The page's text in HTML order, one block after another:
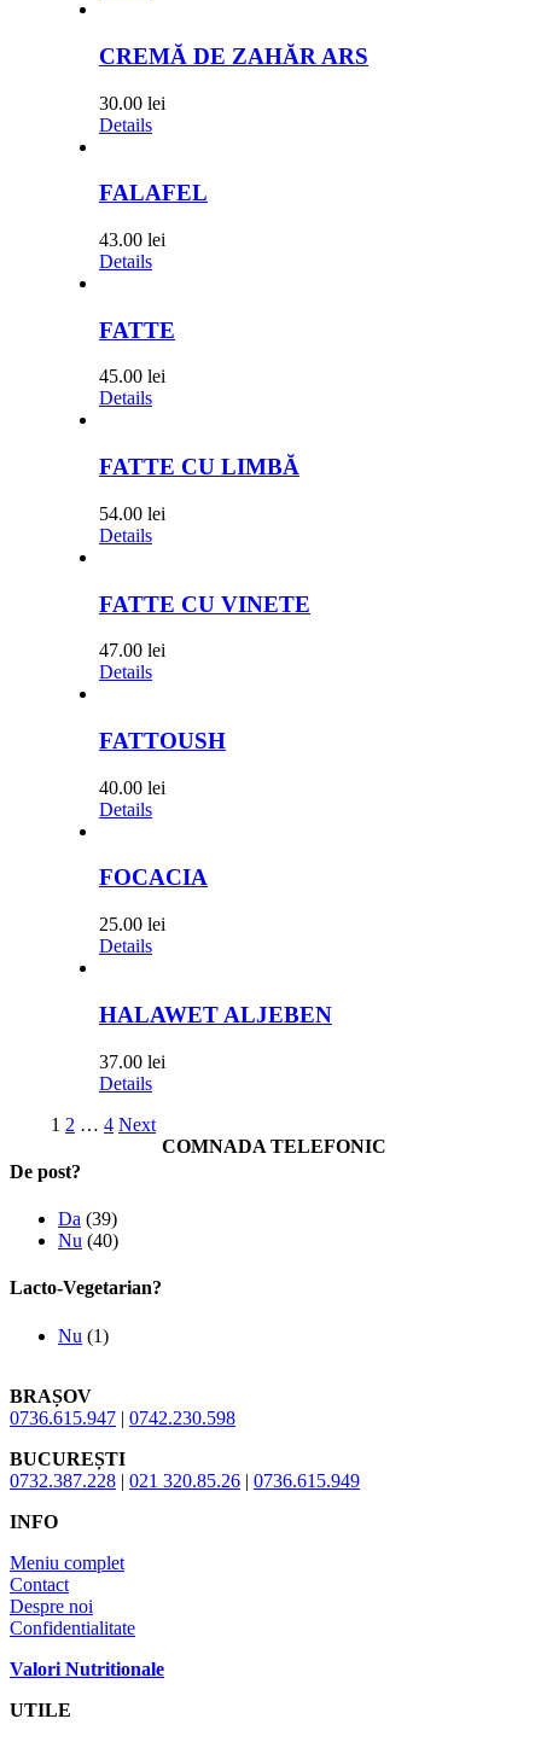
CREMĂ DE ZAHĂR ARS
30.00 lei
Details
FALAFEL
43.00 lei
Details
FATTE
45.00 lei
Details
FATTE CU LIMBĂ
54.00 lei
Details
FATTE CU VINETE
47.00 lei
Details
FATTOUSH
40.00 lei
Details
FOCACIA
25.00 lei
Details
HALAWET ALJEBEN
37.00 lei
Details
1 2 … 4 Next
De post?
Da (39)
Nu (40)
Lacto-Vegetarian?
Nu (1)
COMNADA TELEFONIC
BRAȘOV
0736.615.947 | 0742.230.598
BUCUREȘTI
0732.387.228 | 021 320.85.26 | 0736.615.949
INFO
Meniu complet
Contact
Despre noi
Confidentialitate
Valori Nutritionale
UTILE